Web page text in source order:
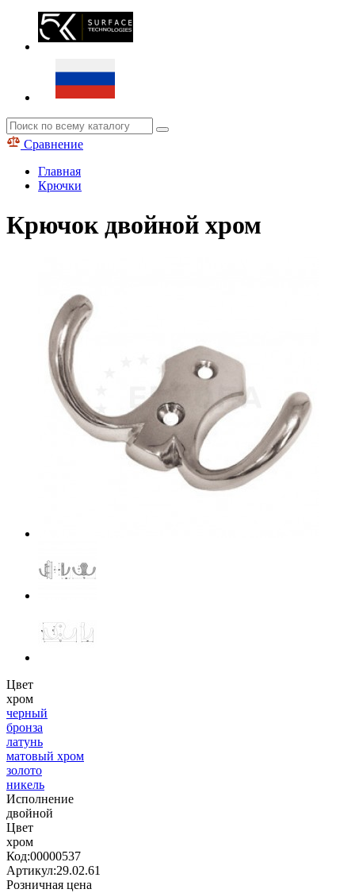
Сравнение
Главная
Крючки
Крючок двойной хром
Цвет
хром
черный
бронза
латунь
матовый хром
золото
никель
Исполнение
двойной
Цвет
хром
Код:00000537
Артикул:29.02.61
Розничная цена